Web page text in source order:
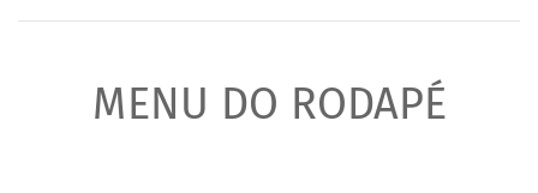
MENU DO RODAPÉ